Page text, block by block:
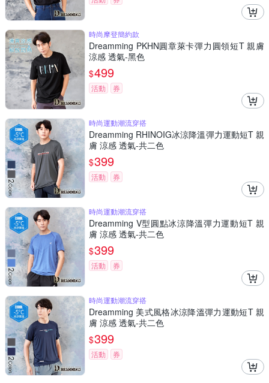
時尚摩登簡約款
Dreamming PKHN圓章萊卡彈力圓領短T 親膚
涼感 透氣-黑色
$499
活動 券
時尚運動潮流穿搭
Dreamming RHINOIG冰涼降溫彈力運動短T 親
膚 涼感 透氣-共二色
$399
活動 券
時尚運動潮流穿搭
Dreamming V型圓點冰涼降溫彈力運動短T 親
膚 涼感 透氣-共二色
$399
活動 券
時尚運動潮流穿搭
Dreamming 美式風格冰涼降溫彈力運動短T 親
膚 涼感 透氣-共二色
$399
活動 券